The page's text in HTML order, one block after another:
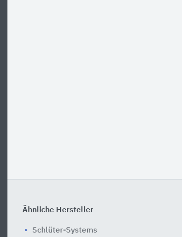
Ähnliche Hersteller
Schlüter-Systems